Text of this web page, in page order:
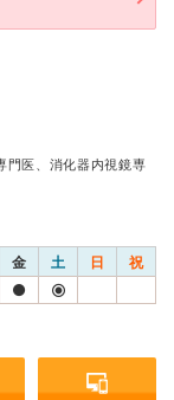
門医、消化器内視鏡専
金 土 日 祝